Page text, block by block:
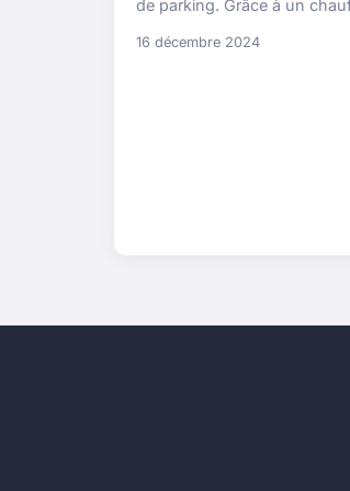
de parking. Grâce à un
16 décembre 2024